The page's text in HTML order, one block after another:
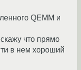
QEMM и
что прямо
в нем хороший